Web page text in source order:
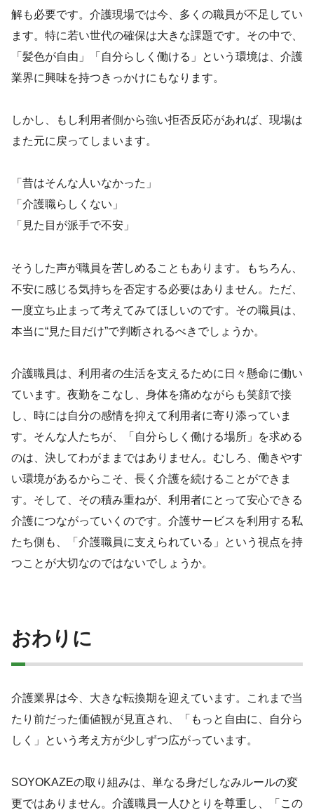
解も必要です。介護現場では今、多くの職員が不足してい
ます。特に若い世代の確保は大きな課題です。その中で、
「髪色が自由」「自分らしく働ける」という環境は、介護
業界に興味を持つきっかけにもなります。
しかし、もし利用者側から強い拒否反応があれば、現場は
また元に戻ってしまいます。
「昔はそんな人いなかった」
「介護職らしくない」
「見た目が派手で不安」
そうした声が職員を苦しめることもあります。もちろん、
不安に感じる気持ちを否定する必要はありません。ただ、
一度立ち止まって考えてみてほしいのです。その職員は、
本当に“見た目だけ”で判断されるべきでしょうか。
介護職員は、利用者の生活を支えるために日々懸命に働い
ています。夜勤をこなし、身体を痛めながらも笑顔で接
し、時には自分の感情を抑えて利用者に寄り添っていま
す。そんな人たちが、「自分らしく働ける場所」を求める
のは、決してわがままではありません。むしろ、働きやす
い環境があるからこそ、長く介護を続けることができま
す。そして、その積み重ねが、利用者にとって安心できる
介護につながっていくのです。介護サービスを利用する私
たち側も、「介護職員に支えられている」という視点を持
つことが大切なのではないでしょうか。
おわりに
介護業界は今、大きな転換期を迎えています。これまで当
たり前だった価値観が見直され、「もっと自由に、自分ら
しく」という考え方が少しずつ広がっています。
SOYOKAZEの取り組みは、単なる身だしなみルールの変
更ではありません。介護職員一人ひとりを尊重し、「この